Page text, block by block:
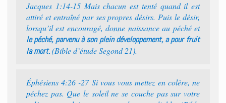
Jacques 1:14-15 Mais chacun est tenté quand il est
attiré et entraîné par ses propres désirs. Puis le désir,
lorsqu’il est encouragé, donne naissance au péché et
le péché, parvenu à son plein développement, a pour fruit
la mort.(Bible d’étude Segond 21).
Éphésiens 4:26 -27 Si vous vous mettez en colère, ne
péchez pas. Que le soleil ne se couche pas sur votre